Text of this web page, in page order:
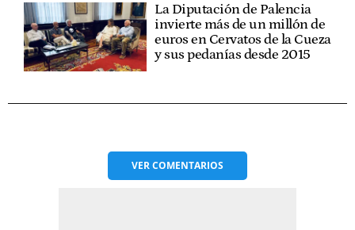
La Diputación de Palencia
invierte más de un millón de
euros en Cervatos de la Cueza
y sus pedanías desde 2015
VERCOMENTARIOS